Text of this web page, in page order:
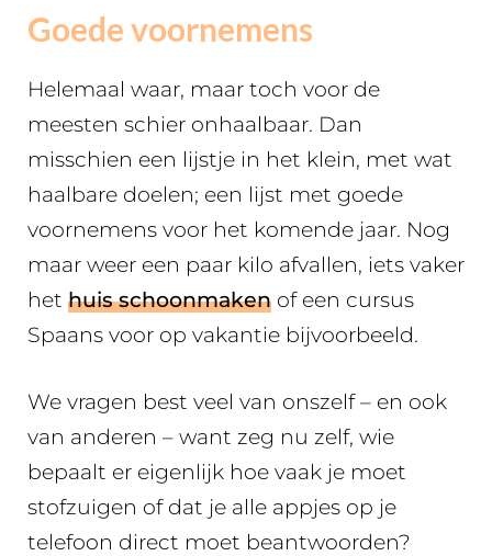
Goede voornemens
Helemaal waar, maar toch voor de
meesten schier onhaalbaar. Dan
misschien een lijstje in het klein, met wat
haalbare doelen; een lijst met goede
voornemens voor het komende jaar. Nog
maar weer een paar kilo afvallen, iets vaker
het huis schoonmaken of een cursus
Spaans voor op vakantie bijvoorbeeld.
We vragen best veel van onszelf – en ook
van anderen – want zeg nu zelf, wie
bepaalt er eigenlijk hoe vaak je moet
stofzuigen of dat je alle appjes op je
telefoon direct moet beantwoorden?